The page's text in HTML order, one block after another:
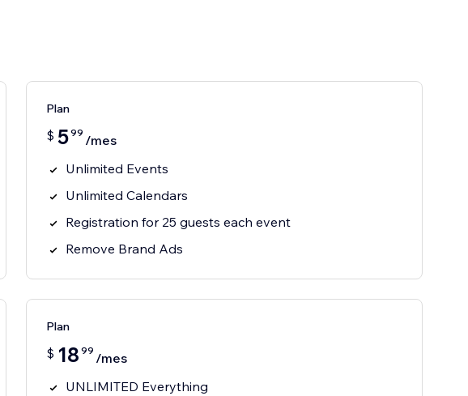
Plan
$ 599 /mes
Unlimited Events
Unlimited Calendars
Registration for 25 guests each event
Remove Brand Ads
Plan
$ 18 99 /mes
UNLIMITED Everything